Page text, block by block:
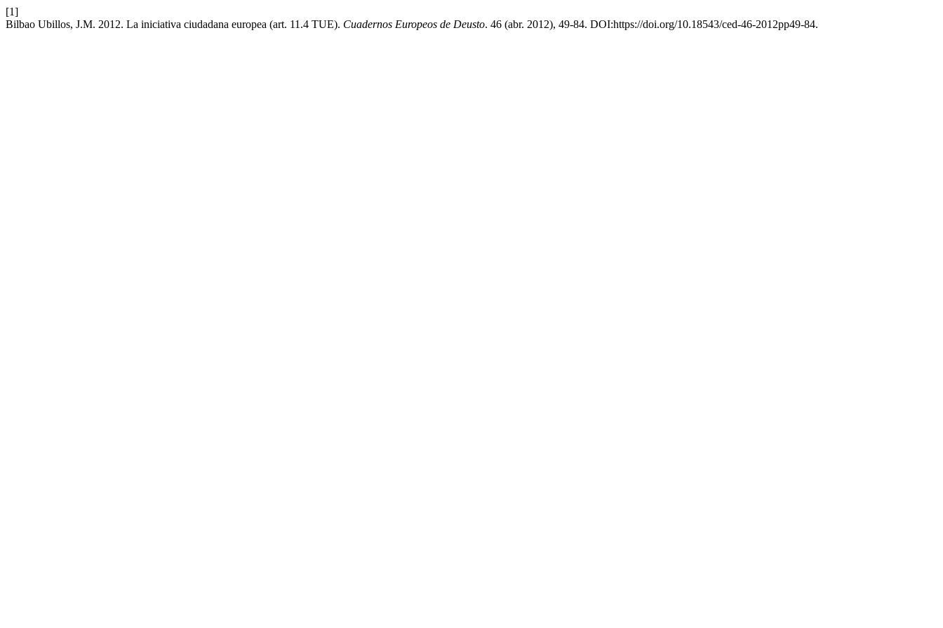
[1]
Bilbao Ubillos, J.M. 2012. La iniciativa ciudadana europea (art. 11.4 TUE). Cuadernos Europeos de Deusto. 46 (abr. 2012), 49-84. DOI:https://doi.org/10.18543/ced-46-2012pp49-84.